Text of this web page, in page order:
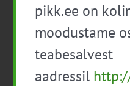
Best4Soili on rahastatud
Horisont 2020
pikk.ee on
moodustame
teabesalvest
aadressil